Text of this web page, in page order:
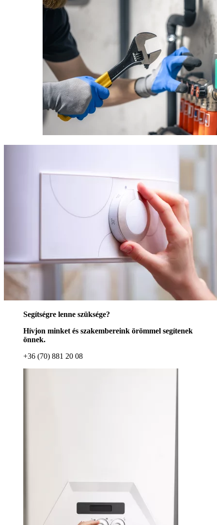
Segítségre lenne szüksége?
Hívjon minket és szakembereink örömmel segítenek
önnek.
+36 (70) 881 20 08